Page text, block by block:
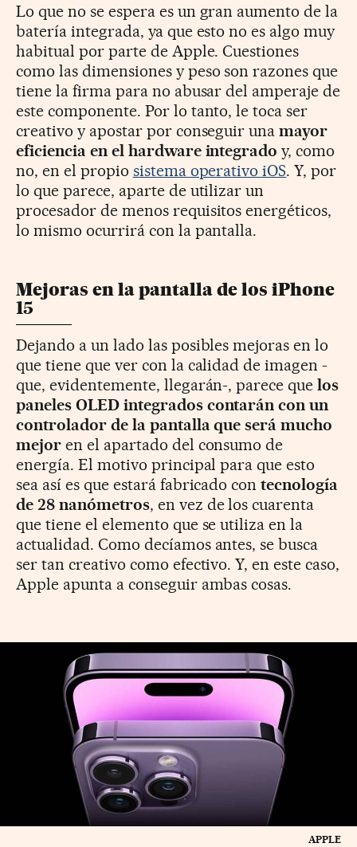
Lo que no se espera es un gran aumento de la
batería integrada, ya que esto no es algo muy
habitual por parte de Apple. Cuestiones
como las dimensiones y peso son razones que
tiene la firma para no abusar del amperaje de
este componente. Por lo tanto, le toca ser
creativo y apostar por conseguir unamayor
eficiencia en el hardware integrado y, como
no, en el propio sistema operativo iOS. Y, por
lo que parece, aparte de utilizar un
procesador de menos requisitos energéticos,
lo mismo ocurrirá con la pantalla.
Mejoras en la pantalla de los iPhone
15
Dejando a un lado las posibles mejoras en lo
que tiene que ver con la calidad de imagen -
que, evidentemente, llegarán-, parece quelos
paneles OLED integrados contarán con un
controlador de la pantalla que será mucho
mejoren el apartado del consumo de
energía. El motivo principal para que esto
sea así es que estará fabricado contecnología
de 28 nanómetros, en vez de los cuarenta
que tiene el elemento que se utiliza en la
actualidad. Como decíamos antes, se busca
ser tan creativo como efectivo. Y, en este caso,
Apple apunta a conseguir ambas cosas.
APPLE